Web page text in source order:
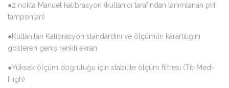
●2 nokta Manuel kalibrasyon (kullanıcı tarafından tanımlanan pH
tamponları)
●Kullanılan Kalibrasyon standardını ve ölçümün kararlılığını
gösteren geniş renkli ekran
●Yüksek ölçüm doğruluğu için stabilite ölçüm filtresi (Tit-Med-
High)